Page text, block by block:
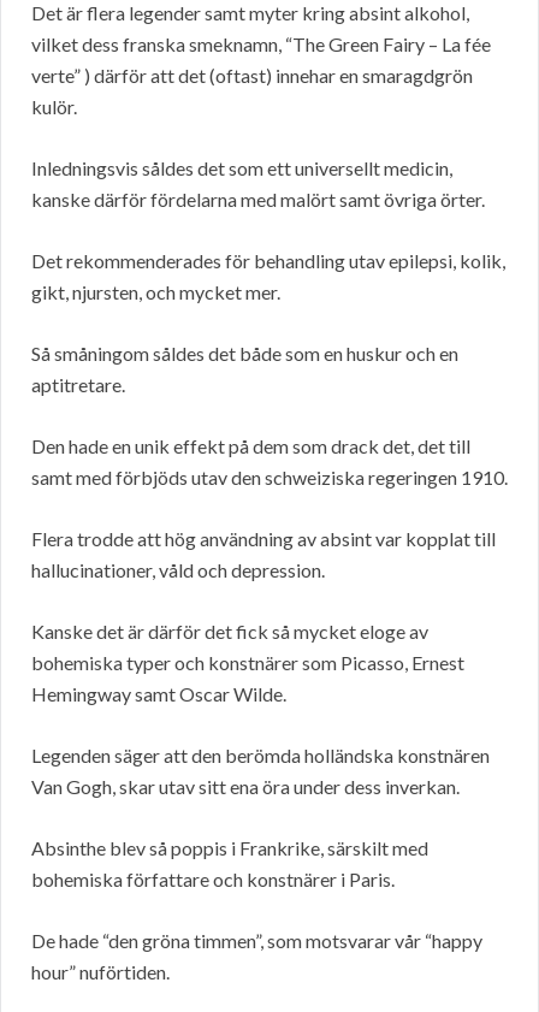
Det är flera legender samt myter kring absint alkohol,
vilket dess franska smeknamn, “The Green Fairy – La fée
verte” ) därför att det (oftast) innehar en smaragdgrön
kulör.
Inledningsvis såldes det som ett universellt medicin,
kanske därför fördelarna med malört samt övriga örter.
Det rekommenderades för behandling utav epilepsi, kolik,
gikt, njursten, och mycket mer.
Så småningom såldes det både som en huskur och en
aptitretare.
Den hade en unik effekt på dem som drack det, det till
samt med förbjöds utav den schweiziska regeringen 1910.
Flera trodde att hög användning av absint var kopplat till
hallucinationer, våld och depression.
Kanske det är därför det fick så mycket eloge av
bohemiska typer och konstnärer som Picasso, Ernest
Hemingway samt Oscar Wilde.
Legenden säger att den berömda holländska konstnären
Van Gogh, skar utav sitt ena öra under dess inverkan.
Absinthe blev så poppis i Frankrike, särskilt med
bohemiska författare och konstnärer i Paris.
De hade “den gröna timmen”, som motsvarar vår “happy
hour” nuförtiden.